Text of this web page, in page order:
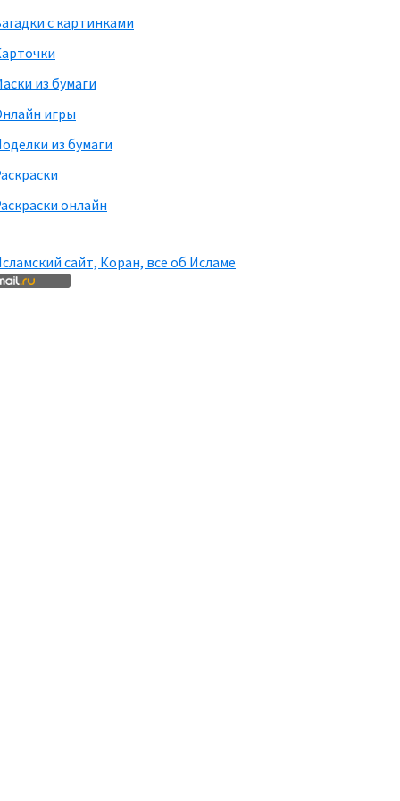
с картинками
из бумаги
игры
из бумаги
онлайн
сайт, Коран, все об Исламе